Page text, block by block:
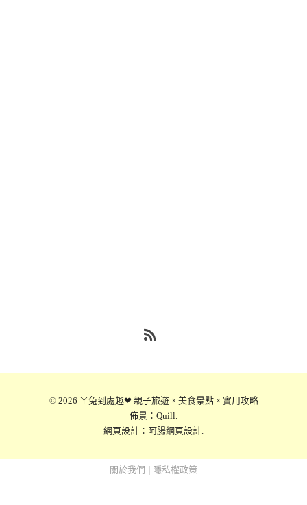
© 2026 ㄚ兔到處趣❤ 親子旅遊 × 美食景點 × 實用攻略
佈景： Quill
網頁設計： 阿腸網頁設計
關於我們 隱私權政策